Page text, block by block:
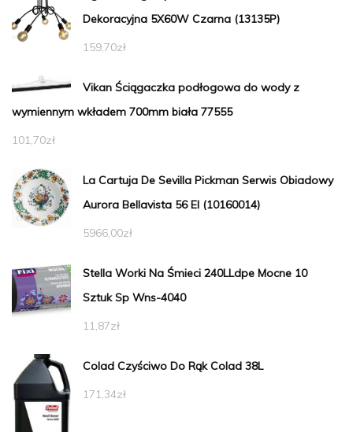
Dekoracyjna 5X60W Czarna (13135P)
159,70zł
Vikan Ściągaczka podłogowa do wody z
wymiennym wkładem 700mm biała 77555
101,70zł
La Cartuja De Sevilla Pickman Serwis Obiadowy
Aurora Bellavista 56 El (10160014)
5966,00zł
Stella Worki Na Śmieci 240LLdpe Mocne 10
Sztuk Sp Wns-4040
11,87zł
Colad Czyściwo Do Rąk Colad 38L
171,34zł